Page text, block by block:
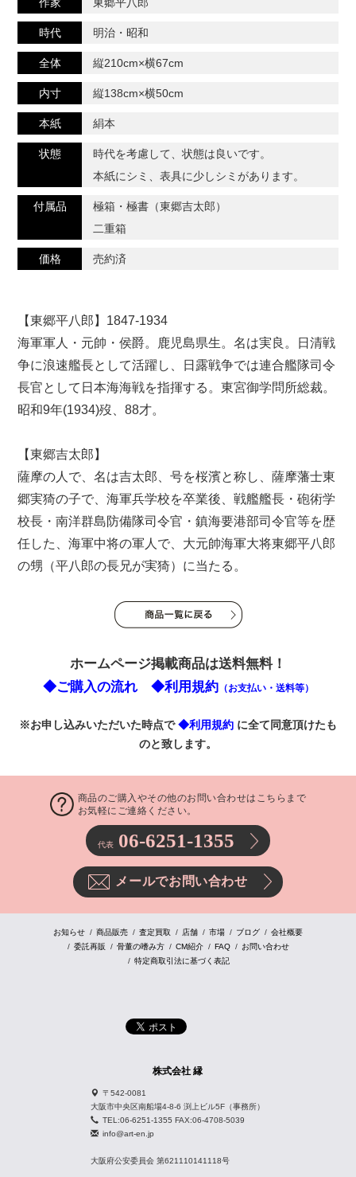
時代 明治・昭和
全体 縦210cm×横67cm
内寸 縦138cm×横50cm
本紙 絹本
状態
時代を考慮して、状態は良いです。
本紙にシミ、表具に少しシミがあります。
付属品
極箱・極書（東郷吉太郎）
二重箱
価格 売約済
【東郷平八郎】1847-1934
海軍軍人・元帥・侯爵。鹿児島県生。名は実良。日清戦
争に浪速艦長として活躍し、日露戦争では連合艦隊司令
長官として日本海海戦を指揮する。東宮御学問所総裁。
昭和9年(1934)歿、88才。
【東郷吉太郎】
薩摩の人で、名は吉太郎、号を桜濱と称し、薩摩藩士東
郷実猗の子で、海軍兵学校を卒業後、戦艦艦長・砲術学
校長・南洋群島防備隊司令官・鎮海要港部司令官等を歴
任した、海軍中将の軍人で、大元帥海軍大将東郷平八郎
の甥（平八郎の長兄が実猗）に当たる。
ホームページ掲載商品は送料無料！
◆ご購入の流れ
◆利用規約 （お支払い・送料等）
※お申し込みいただいた時点で◆利用規約 に全て同意頂けたも
のと致します。
商品のご購入やその他のお問い合わせはこちらまで
お気軽にご連絡ください。
代表 06-6251-1355
メールでお問い合わせ
お知らせ 商品販売 査定買取 店舗 市場 ブログ
会社概要
委託再販
骨董の嗜み方 CM紹介 FAQ
お問い合わせ
特定商取引法に基づく表記
株式会社 縁
〒542-0081
大阪市中央区南船場4-8-6 渕上ビル5F（事務所）
TEL:06-6251-1355 FAX:06-4708-5039
info@art-en.jp
大阪府公安委員会 第621110141118号